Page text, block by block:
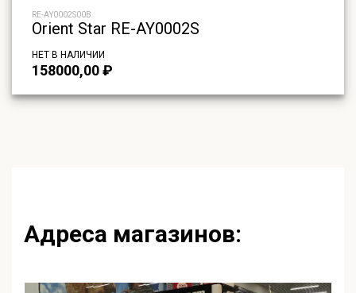
RE-AY0002S00B
Orient Star RE-AY0002S
НЕТ В НАЛИЧИИ
158000,00₽
Адреса магазинов: